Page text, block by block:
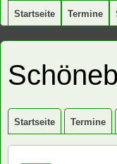
Startseite Termine
Startseite Termine